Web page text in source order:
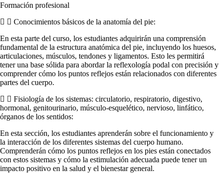
Formación profesional
Conocimientos básicos de la anatomía del pie:
En esta parte del curso, los estudiantes adquirirán una comprensión
fundamental de la estructura anatómica del pie, incluyendo los huesos,
articulaciones, músculos, tendones y ligamentos. Esto les permitirá
tener una base sólida para abordar la reflexología podal con precisión y
comprender cómo los puntos reflejos están relacionados con diferentes
partes del cuerpo.
Fisiología de los sistemas: circulatorio, respiratorio, digestivo,
hormonal, genitourinario, músculo-esquelético, nervioso, linfático,
órganos de los sentidos:
En esta sección, los estudiantes aprenderán sobre el funcionamiento y
la interacción de los diferentes sistemas del cuerpo humano.
Comprenderán cómo los puntos reflejos en los pies están conectados
con estos sistemas y cómo la estimulación adecuada puede tener un
impacto positivo en la salud y el bienestar general.